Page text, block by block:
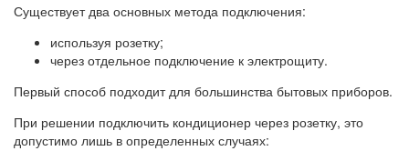
Существует два основных метода подключения:
используя розетку;
через отдельное подключение к электрощиту.
Первый способ подходит для большинства бытовых приборов.
При решении подключить кондиционер через розетку, это
допустимо лишь в определенных случаях: